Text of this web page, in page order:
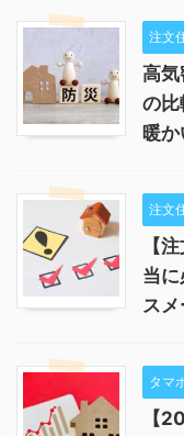
注文
高気
の比
暖
注文
【
当
ス
タマ
【